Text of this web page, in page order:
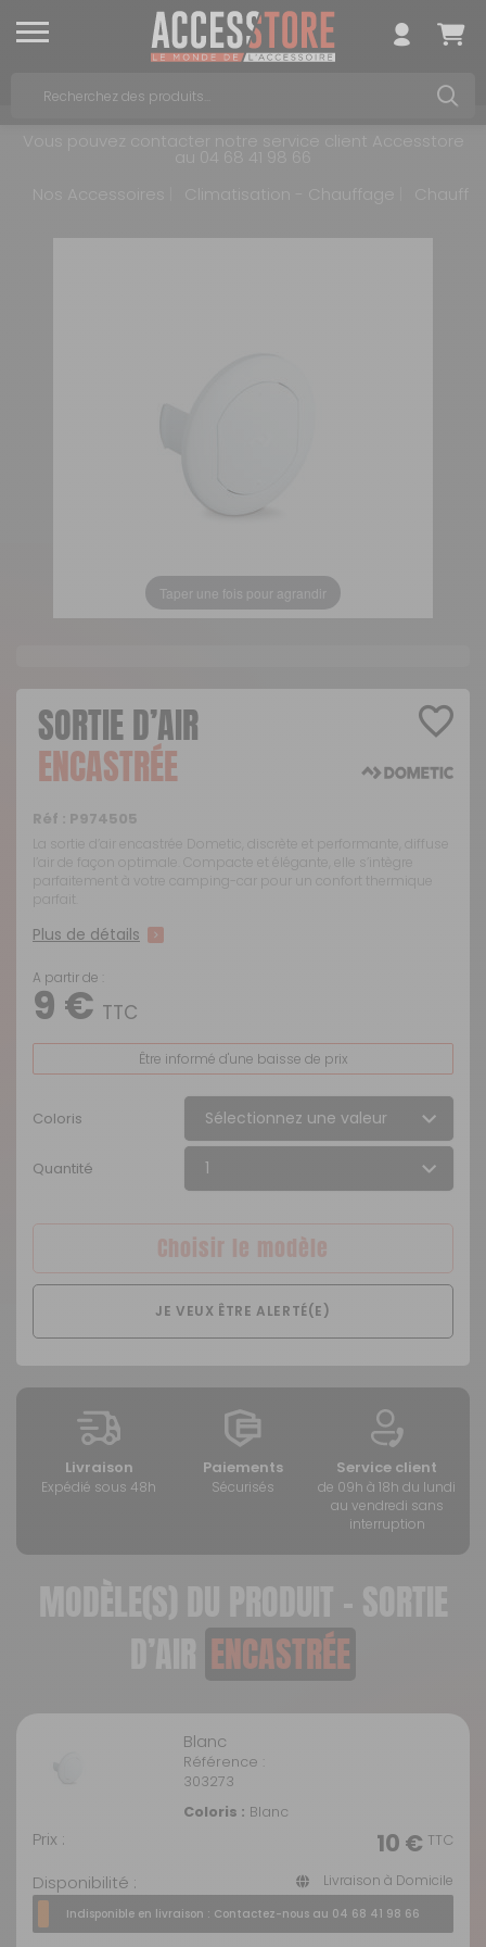
Vous pouvez contacter notre service client Accesstore
Taper une fois pour agrandir
SORTIE D’AIR
ENCASTRÉE
Réf : P974505
La sortie d’air encastrée Dometic, discrète et performante, diffuse
l’air de façon optimale. Compacte et élégante, elle s’intègre
parfaitement à votre camping-car pour un confort thermique
parfait.
Plus de détails
A partir de :
9 € TTC
Être informé d'une baisse de prix
Coloris
Quantité
Choisir le modèle
JE VEUX ÊTRE ALERTÉ(E)
Livraison
Expédié sous 48h
Paiements
Sécurisés
Service client
de 09h à 18h du lundi
au vendredi sans
interruption
ENCASTRÉE
Blanc
Référence :
303273
Coloris : Blanc
Prix : 10 € TTC
Disponibilité : Livraison à Domicile
Indisponible en livraison : Contactez-nous au 04 68 41 98 66